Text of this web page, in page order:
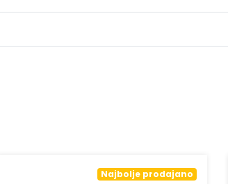
Najbolje prodajano